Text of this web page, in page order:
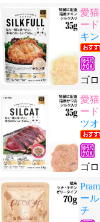
愛
ード
キ
ゴ
愛
ード
ツ
ゴ
ー
チ